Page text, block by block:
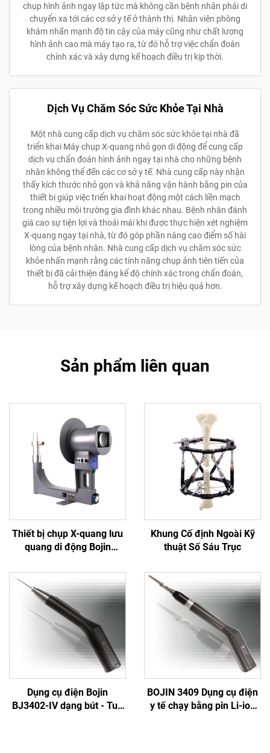
chụp hình ảnh ngay lập tức mà không cần bệnh nhân phải di
chuyển xa tới các cơ sở y tế ở thành thị. Nhân viên phòng
khám nhấn mạnh độ tin cậy của máy cũng như chất lượng
hình ảnh cao mà máy tạo ra, từ đó hỗ trợ việc chẩn đoán
chính xác và xây dựng kế hoạch điều trị kịp thời.
Dịch Vụ Chăm Sóc Sức Khỏe Tại Nhà
Một nhà cung cấp dịch vụ chăm sóc sức khỏe tại nhà đã
triển khai Máy chụp X-quang nhỏ gọn di động để cung cấp
dịch vụ chẩn đoán hình ảnh ngay tại nhà cho những bệnh
nhân không thể đến các cơ sở y tế. Nhà cung cấp này nhận
thấy kích thước nhỏ gọn và khả năng vận hành bằng pin của
thiết bị giúp việc triển khai hoạt động một cách liền mạch
trong nhiều môi trường gia đình khác nhau. Bệnh nhân đánh
giá cao sự tiện lợi và thoải mái khi được thực hiện xét nghiệm
X-quang ngay tại nhà, từ đó góp phần nâng cao điểm số hài
lòng của bệnh nhân. Nhà cung cấp dịch vụ chăm sóc sức
khỏe nhấn mạnh rằng các tính năng chụp ảnh tiên tiến của
thiết bị đã cải thiện đáng kể độ chính xác trong chẩn đoán,
hỗ trợ xây dựng kế hoạch điều trị hiệu quả hơn.
Sản phẩm liên quan
Thiết bị chụp X-quang lưu
quang di động Bojin
Khung Cố định Ngoài Kỹ
thuật Số Sáu Trục
Dụng cụ điện Bojin
BJ3402-IV dạng bút - Tua
BOJIN 3409 Dụng cụ điện
y tế chạy bằng pin Li-ion